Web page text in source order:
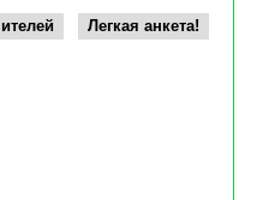
Легкая анкета!